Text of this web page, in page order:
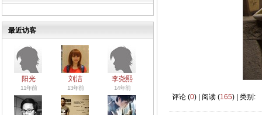
最近访客
阳光
11年前
刘洁
13年前
李尧熙
14年前
评论 (0) | 阅读 (165) | 类别: